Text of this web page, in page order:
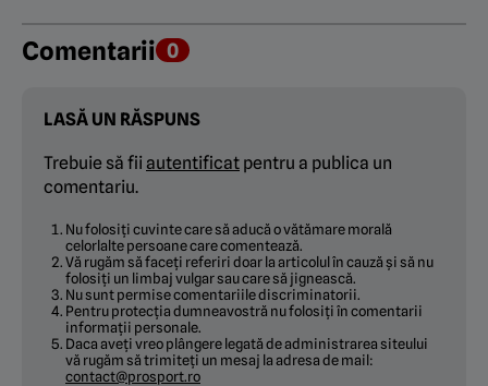
Comentarii 0
LASĂ UN RĂSPUNS
Trebuie să fii autentificat pentru a publica un
comentariu.
Nu folosiți cuvinte care să aducă o vătămare morală
celorlalte persoane care comentează.
Vă rugăm să faceți referiri doar la articolul în cauză și să nu
folosiți un limbaj vulgar sau care să jignească.
Nu sunt permise comentariile discriminatorii.
Pentru protecția dumneavostră nu folosiți în comentarii
informații personale.
Daca aveți vreo plângere legată de administrarea siteului
vă rugăm să trimiteți un mesaj la adresa de mail:
contact@prosport.ro